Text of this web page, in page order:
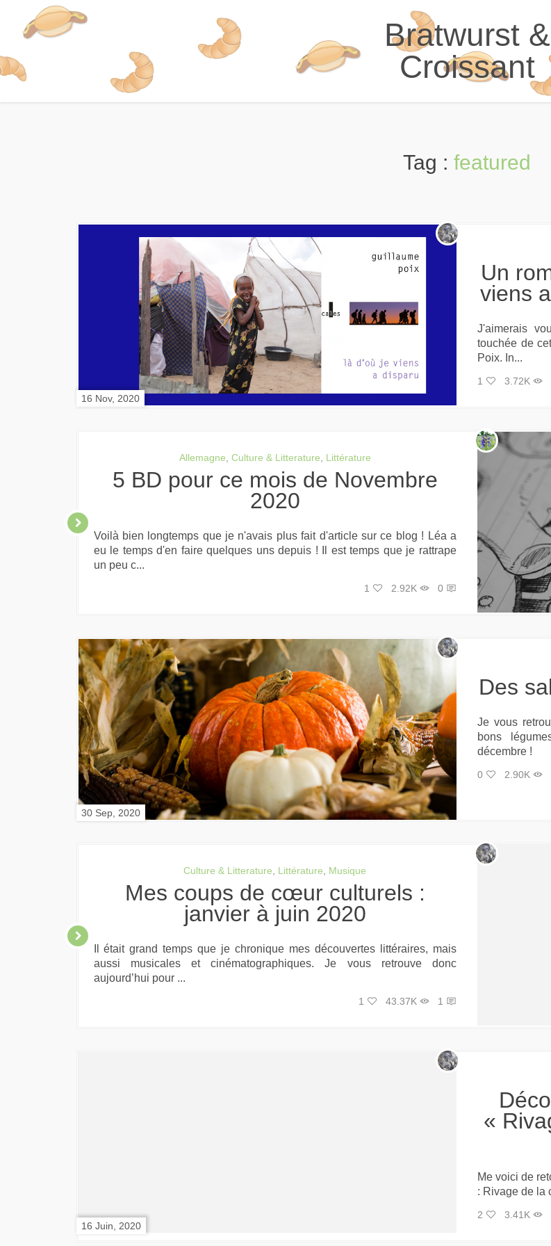
Bratwurst &
Croissant
Tag : featured
16 Nov, 2020
Un roman sur les exils : « Là d’où je
viens
J'aimerais
touchée de
Poix. In...
1 3.72K
Allemagne Culture & Litterature Littérature
5 BD pour ce mois de Novembre
2020
Voilà bien longtemps que je n'avais plus fait d'article sur ce blog ! Léa a
eu le temps d'en faire quelques uns depuis ! Il est temps que je rattrape
un peu c...
1 2.92K
0
30 Sep, 2020
Des
Je vous
bons
décembre !
0 2.90K
Culture & Litterature Littérature Musique
Mes coups de cœur culturels :
janvier à juin 2020
Il était grand temps que je chronique mes découvertes littéraires, mais
aussi musicales et cinématographiques. Je vous retrouve donc
aujourd’hui pour ...
1 43.37K
1
16 Juin, 2020
Découvrez les îles Chagos avec
«
Me voici de
: Rivage de la
2 3.41K